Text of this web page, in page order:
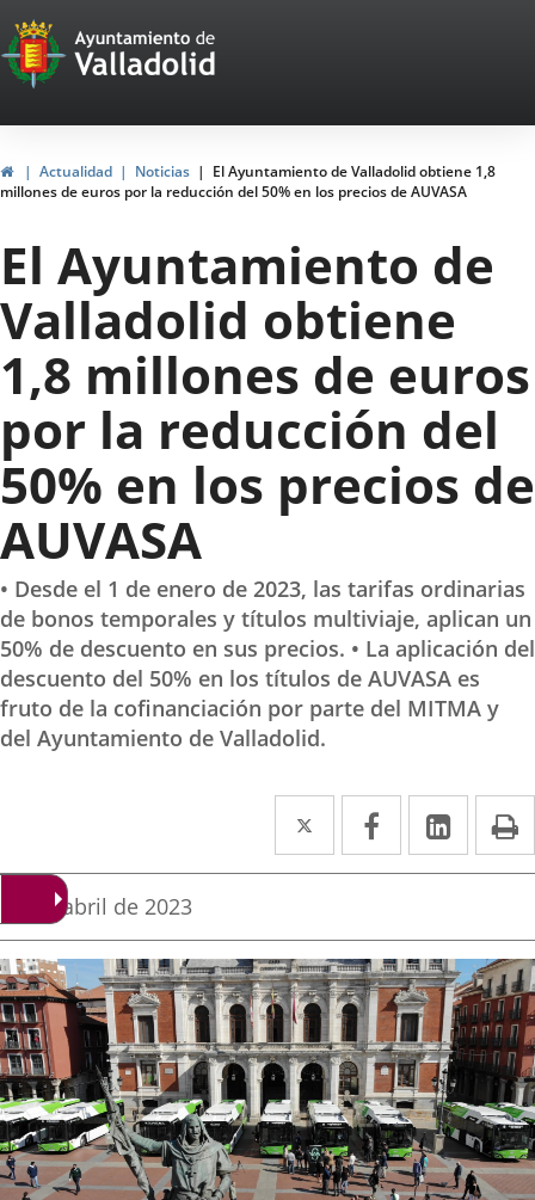
Portal
Web
del
Ayuntamiento
de
Valladolid
InicioActualidad Noticias
El Ayuntamiento de Valladolid obtiene 1,8
millones de euros por la reducción del 50% en los precios de AUVASA
El Ayuntamiento de
Valladolid obtiene
1,8 millones de euros
por la reducción del
50% en los precios de
AUVASA
• Desde el 1 de enero de 2023, las tarifas ordinarias
de bonos temporales y títulos multiviaje, aplican un
50% de descuento en sus precios. • La aplicación del
descuento del 50% en los títulos de AUVASA es
fruto de la cofinanciación por parte del MITMA y
del Ayuntamiento de Valladolid.
Twitter
Enlace
a
aplicación
externa.
Facebook
Enlace
a
aplicación
externa.
Enlace
a
Fecha
de
la
noticia
16 de abril de 2023